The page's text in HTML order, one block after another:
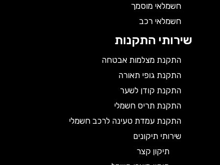
חשמלאי מוסמך
חשמלאי רכב
שירותי התקנות
התקנת מצלמות אבטחה
התקנת גופי תאורה
התקנת קודן לשער
התקנת תריס חשמלי
התקנת עמדת טעינה לרכב חשמלי
שירותי תיקונים
תיקון קצר